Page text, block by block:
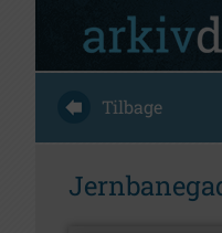
Tilbage